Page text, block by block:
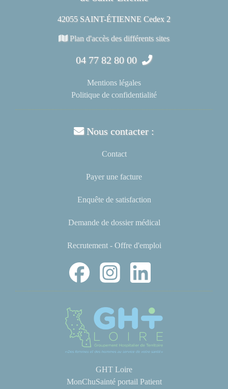
42055 SAINT-ÉTIENNE Cedex 2
Plan d'accès des différents sites
04 77 82 80 00
Mentions légales
Politique de confidentialité
Nous contacter :
Contact
Payer une facture
Enquête de satisfaction
Demande de dossier médical
Recrutement - Offre d'emploi
GHT Loire
MonChuSainté portail Patient